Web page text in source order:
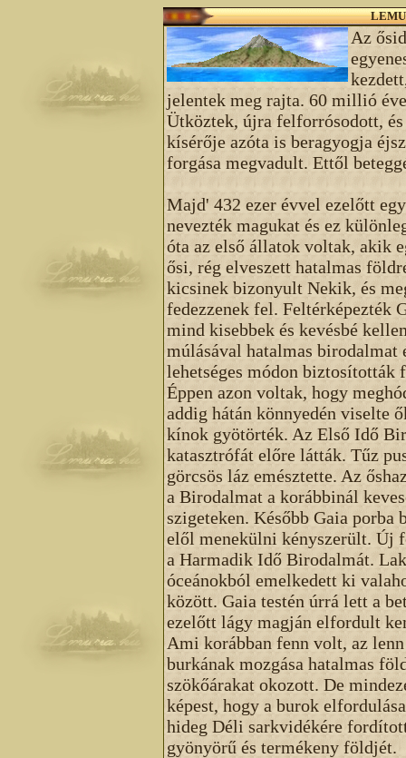
Az
jelentek meg rajta. 60 millió
Ütköztek, újra felforrósodott,
kísérője azóta is beragyogja
forgása megvadult. Ettől
Majd' 432 ezer évvel ezelőtt
nevezték magukat és ez
óta az első állatok voltak, akik
ősi, rég elveszett hatalmas
kicsinek bizonyult Nekik, és
fedezzenek fel. Feltérképezték
mind kisebbek és kevésbé
múlásával hatalmas
lehetséges módon biztosították
Éppen azon voltak, hogy
addig hátán könnyedén viselte
kínok gyötörték. Az Első Idő
katasztrófát előre látták. Tűz
görcsös láz emésztette. Az
a Birodalmat a korábbinál
szigeteken. Később Gaia
elől menekülni kényszerült. Új
a Harmadik Idő Birodalmát.
óceánokból emelkedett ki
között. Gaia testén úrrá lett a
ezelőtt lágy magján elfordult
Ami korábban fenn volt, az
burkának mozgása hatalmas
szökőárakat okozott. De
képest, hogy a burok
hideg Déli sarkvidékére
gyönyörű és termékeny földjét.